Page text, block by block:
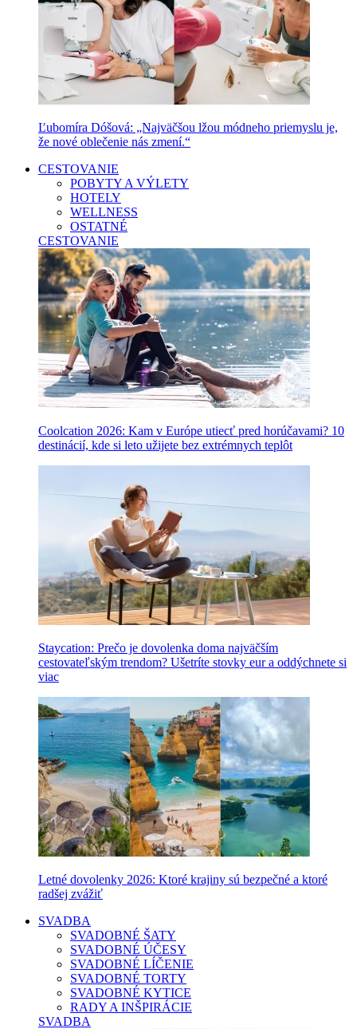
Ľubomíra Dóšová: „Najväčšou lžou módneho priemyslu je,
že nové oblečenie nás zmení.“
CESTOVANIE
POBYTY A VÝLETY
HOTELY
WELLNESS
OSTATNÉ
CESTOVANIE
Coolcation 2026: Kam v Európe utiecť pred horúčavami? 10
destinácií, kde si leto užijete bez extrémnych teplôt
Staycation: Prečo je dovolenka doma najväčším
cestovateľským trendom? Ušetríte stovky eur a oddýchnete si
viac
Letné dovolenky 2026: Ktoré krajiny sú bezpečné a ktoré
radšej zvážiť
SVADBA
SVADOBNÉ ŠATY
SVADOBNÉ ÚČESY
SVADOBNÉ LÍČENIE
SVADOBNÉ TORTY
SVADOBNÉ KYTICE
RADY A INŠPIRÁCIE
SVADBA